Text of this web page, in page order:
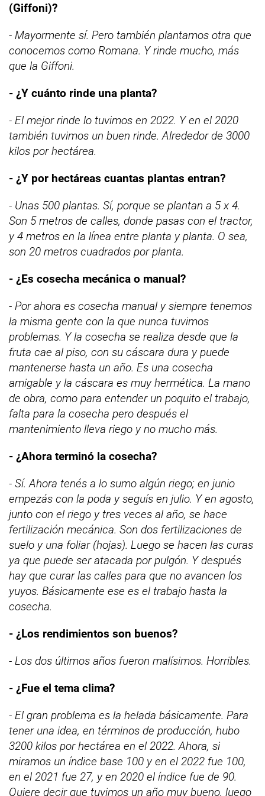
(Giffoni)?
- Mayormente sí. Pero también plantamos otra que
conocemos como Romana. Y rinde mucho, más
que la Giffoni.
- ¿Y cuánto rinde una planta?
- El mejor rinde lo tuvimos en 2022. Y en el 2020
también tuvimos un buen rinde. Alrededor de 3000
kilos por hectárea.
- ¿Y por hectáreas cuantas plantas entran?
- Unas 500 plantas. Sí, porque se plantan a 5 x 4.
Son 5 metros de calles, donde pasas con el tractor,
y 4 metros en la línea entre planta y planta. O sea,
son 20 metros cuadrados por planta.
- ¿Es cosecha mecánica o manual?
- Por ahora es cosecha manual y siempre tenemos
la misma gente con la que nunca tuvimos
problemas. Y la cosecha se realiza desde que la
fruta cae al piso, con su cáscara dura y puede
mantenerse hasta un año. Es una cosecha
amigable y la cáscara es muy hermética. La mano
de obra, como para entender un poquito el trabajo,
falta para la cosecha pero después el
mantenimiento lleva riego y no mucho más.
- ¿Ahora terminó la cosecha?
- Sí. Ahora tenés a lo sumo algún riego; en junio
empezás con la poda y seguís en julio. Y en agosto,
junto con el riego y tres veces al año, se hace
fertilización mecánica. Son dos fertilizaciones de
suelo y una foliar (hojas). Luego se hacen las curas
ya que puede ser atacada por pulgón. Y después
hay que curar las calles para que no avancen los
yuyos. Básicamente ese es el trabajo hasta la
cosecha.
- ¿Los rendimientos son buenos?
- Los dos últimos años fueron malísimos. Horribles.
- ¿Fue el tema clima?
- El gran problema es la helada básicamente. Para
tener una idea, en términos de producción, hubo
3200 kilos por hectárea en el 2022. Ahora, si
miramos un índice base 100 y en el 2022 fue 100,
en el 2021 fue 27, y en 2020 el índice fue de 90.
Quiere decir que tuvimos un año muy bueno, luego